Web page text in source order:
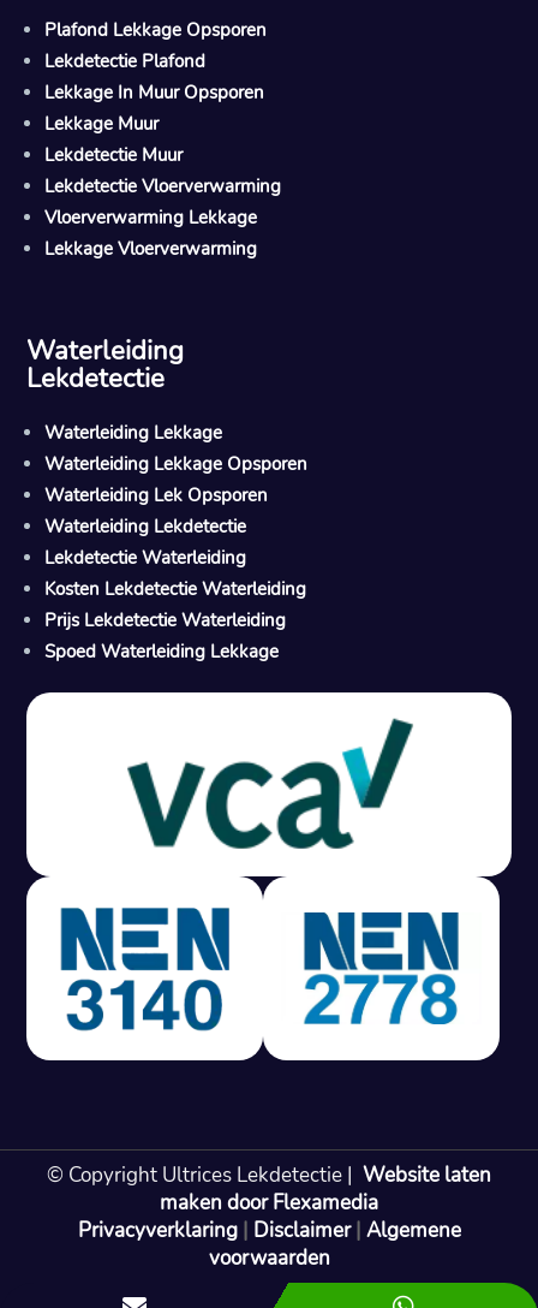
M
Gratis offerte in 24 uur
Geen lekkage? Geen betaling.
Vast tarief van € 395,- exc btw.
Rapport binnen 3 werkdagen.
100% RIsicovrij.
Vaak vergoed door verzekeraar.
Gratis offerte in 24 uur
Bel: 085 080 55 42
Plafond Lekkage Opsporen
Lekdetectie Plafond
Lekkage In Muur Opsporen
Lekkage Muur
Lekdetectie Muur
Lekdetectie Vloerverwarming
Vloerverwarming Lekkage
Lekkage Vloerverwarming
Waterleiding
Lekdetectie
Waterleiding Lekkage
Waterleiding Lekkage Opsporen
Waterleiding Lek Opsporen
Waterleiding Lekdetectie
Lekdetectie Waterleiding
Kosten Lekdetectie Waterleiding
Prijs Lekdetectie Waterleiding
Spoed Waterleiding Lekkage
© Copyright Ultrices Lekdetectie | Website laten
maken door Flexamedia
Privacyverklaring| Disclaimer| Algemene
voorwaarden